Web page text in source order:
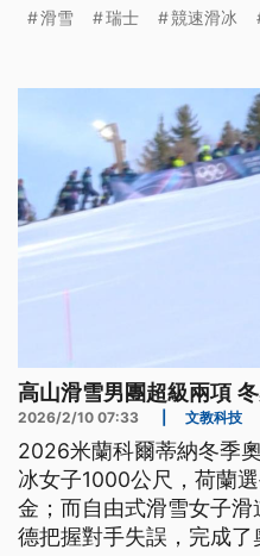
滑雪 瑞士 競速滑冰
高山滑雪男團超級兩項
2026/2/10 07:33 文教科技
2026米蘭科爾蒂納冬季
冰女子1000公尺，荷蘭
金；而自由式滑雪女子
德把握對手失誤，完成